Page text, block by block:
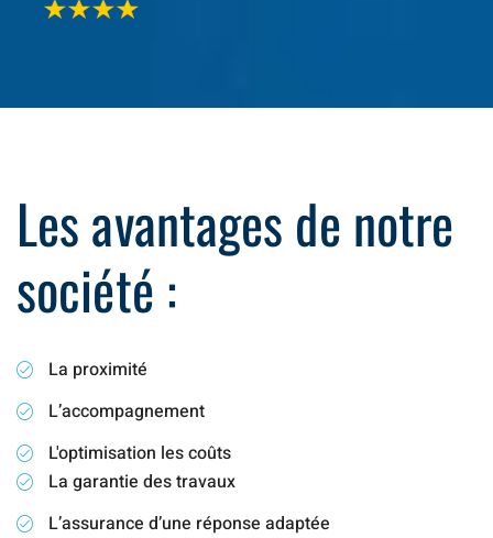
Les avantages de notre
société :
La proximité
L’accompagnement
L'optimisation les coûts
La garantie des travaux
L’assurance d’une réponse adaptée